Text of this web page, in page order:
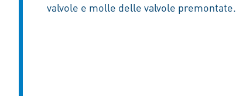
valvole e molle delle valvole premontate.